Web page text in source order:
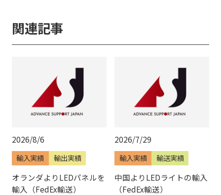
関連記事
2026/8/6
輸入実績 輸出実績
オランダよりLEDパネルを
輸入（FedEx輸送）
2026/7/29
輸入実績 輸送実績
中国よりLEDライトの輸入
（FedEx輸送）